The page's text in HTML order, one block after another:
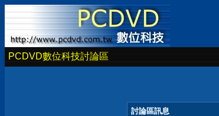
PCDVD數位科技討論區
討論區訊息